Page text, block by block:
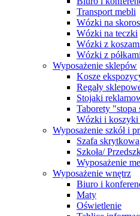
Transport mebli
Wózki na
Wózki na teczki
Wózki z
Wózki z półkami
Wyposażenie sklepów
Kosze
Regały
Stojaki
Taborety "stopa
Wózki i koszyki
Wyposażenie szkół i
Szafa skrytkowa
Szkoła/
Wyposażenie
Wyposażenie wnętrz
Biuro i
Maty
Oświetlenie